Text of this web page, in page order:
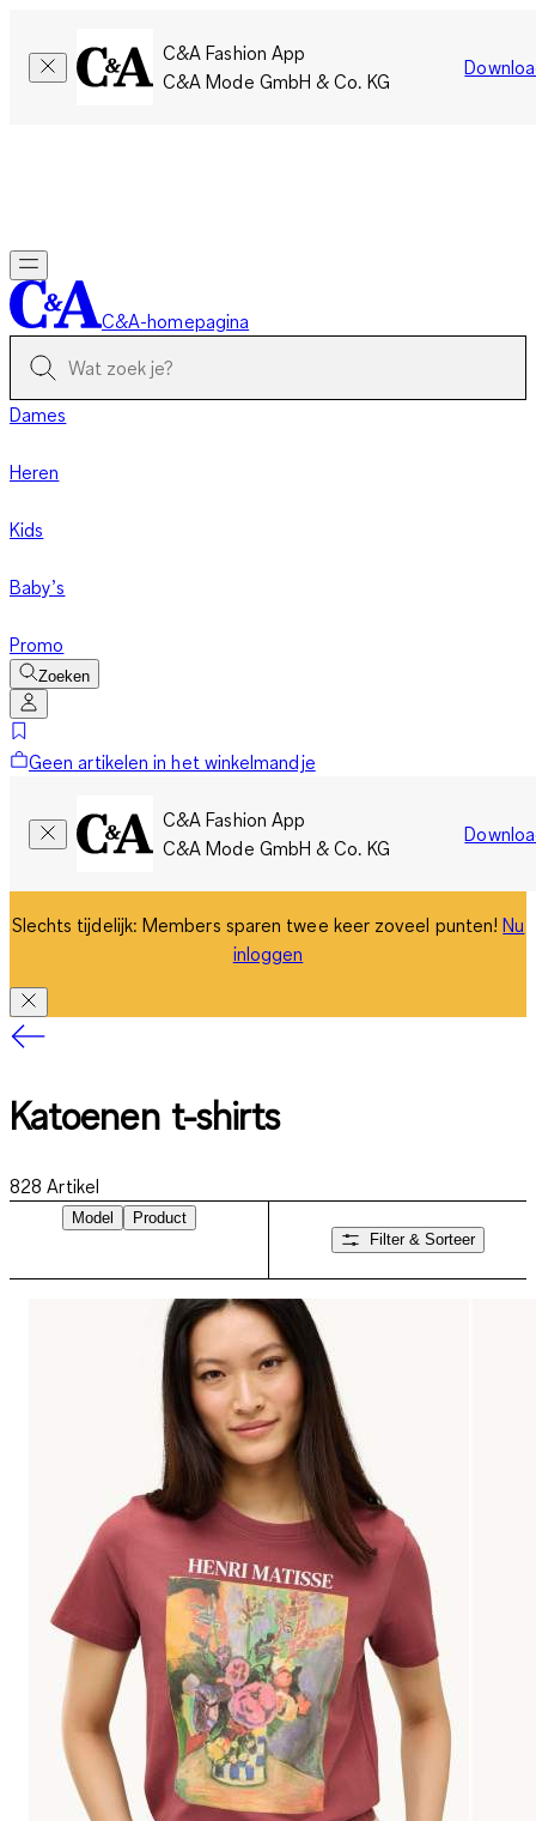
C&A Fashion App
C&A Mode GmbH & Co. KG
C&A-homepagina
Dames
Heren
Kids
Baby’s
Promo
Zoeken
Geen artikelen in het winkelmandje
C&A Fashion App
C&A Mode GmbH & Co. KG
Slechts tijdelijk: Members sparen twee keer zoveel punten!Nu
inloggen
Katoenen t-shirts
828 Artikel
Model
Product
Filter & Sorteer